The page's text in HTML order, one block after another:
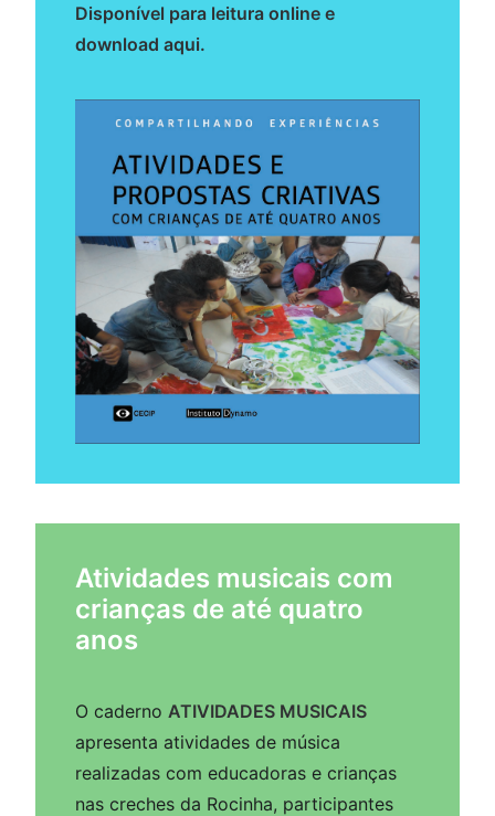
Disponível para leitura online e
download aqui.
Atividades musicais com
crianças de até quatro
anos
O caderno ATIVIDADES MUSICAIS
apresenta atividades de música
realizadas com educadoras e crianças
nas creches da Rocinha, participantes